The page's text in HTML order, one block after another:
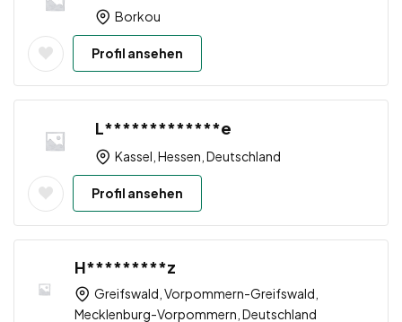
Borkou
Profil ansehen
L*************e
Kassel, Hessen, Deutschland
Profil ansehen
H*********z
Greifswald, Vorpommern-Greifswald,
Mecklenburg-Vorpommern, Deutschland